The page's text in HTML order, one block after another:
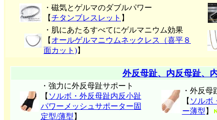
・磁気とゲルマのダブルパワー
【チタンブレスレット 】
・肌にあたるすべてにゲルマニウム効果
【 オールゲルマニウムネックレス（喜平８
面カット)】
外反母趾、内反母趾、
・強力に外反母趾サポート
【 ソルボ・外反母趾内反小趾
パワーメッシュサポーター固
定型/薄型 】
・外反
【 ソルボ
ー薄型 】